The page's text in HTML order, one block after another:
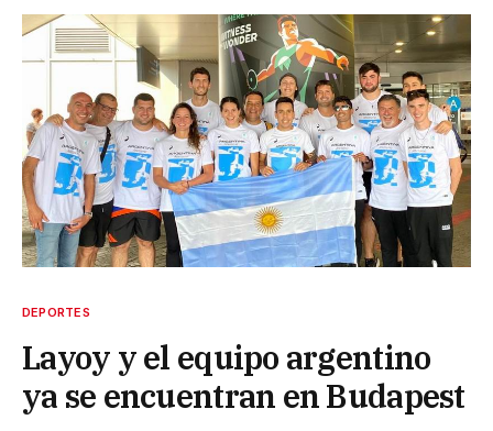
DEPORTES
Layoy y el equipo argentino
ya se encuentran en Budapest